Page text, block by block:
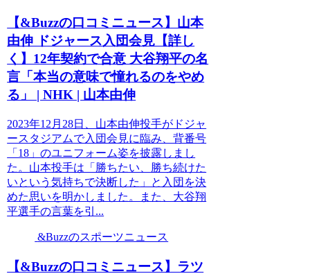
【&Buzzの口コミニュース】山本
由伸 ドジャース入団会見【詳し
く】12年契約で合意 大谷翔平の名
言「本当の意味で憧れるのをやめ
る」 | NHK | 山本由伸
2023年12月28日、山本由伸投手がドジャ
ースタジアムで入団会見に臨み、背番号
「18」のユニフォーム姿を披露しまし
た。山本投手は「勝ちたい、勝ち続けた
いという気持ちで決断した」と入団を決
めた思いを明かしました。また、大谷翔
平選手の言葉を引...
&Buzzのスポーツニュース
【&Buzzの口コミニュース】ラツ